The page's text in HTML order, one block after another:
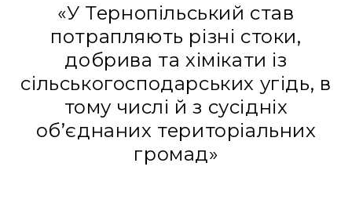
«У Тернопільський став
потрапляють різні стоки,
добрива та хімікати із
сільськогосподарських угідь, в
тому числі й з сусідніх
об’єднаних територіальних
громад»